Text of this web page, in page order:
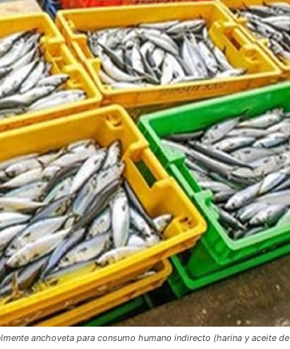
anchoveta para consumo humano indirecto (harina y aceite